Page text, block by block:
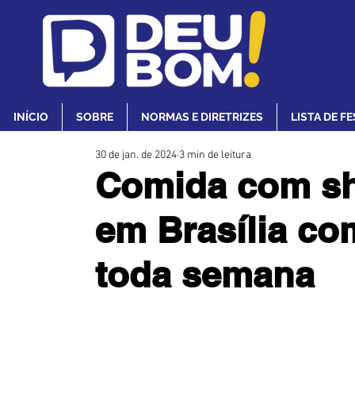
INÍCIO SOBRE NORMAS E DIRETRIZES LISTA DE
Comida com
em Brasília
toda semana
30 de jan. de 2024 3 min de leitura